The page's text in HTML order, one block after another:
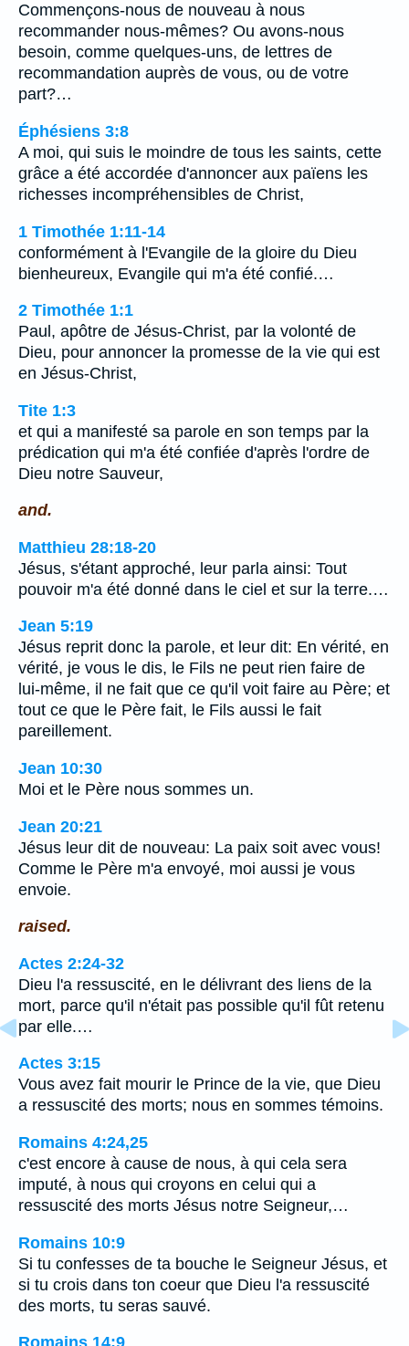
Commençons-nous de nouveau à nous
recommander nous-mêmes? Ou avons-nous
besoin, comme quelques-uns, de lettres de
recommandation auprès de vous, ou de votre
part?…
Éphésiens 3:8
A moi, qui suis le moindre de tous les saints, cette
grâce a été accordée d'annoncer aux païens les
richesses incompréhensibles de Christ,
1 Timothée 1:11-14
conformément à l'Evangile de la gloire du Dieu
bienheureux, Evangile qui m'a été confié.…
2 Timothée 1:1
Paul, apôtre de Jésus-Christ, par la volonté de
Dieu, pour annoncer la promesse de la vie qui est
en Jésus-Christ,
Tite 1:3
et qui a manifesté sa parole en son temps par la
prédication qui m'a été confiée d'après l'ordre de
Dieu notre Sauveur,
and.
Matthieu 28:18-20
Jésus, s'étant approché, leur parla ainsi: Tout
pouvoir m'a été donné dans le ciel et sur la terre.…
Jean 5:19
Jésus reprit donc la parole, et leur dit: En vérité, en
vérité, je vous le dis, le Fils ne peut rien faire de
lui-même, il ne fait que ce qu'il voit faire au Père; et
tout ce que le Père fait, le Fils aussi le fait
pareillement.
Jean 10:30
Moi et le Père nous sommes un.
Jean 20:21
Jésus leur dit de nouveau: La paix soit avec vous!
Comme le Père m'a envoyé, moi aussi je vous
envoie.
raised.
Actes 2:24-32
Dieu l'a ressuscité, en le délivrant des liens de la
mort, parce qu'il n'était pas possible qu'il fût retenu
par elle.…
Actes 3:15
Vous avez fait mourir le Prince de la vie, que Dieu
a ressuscité des morts; nous en sommes témoins.
Romains 4:24,25
c'est encore à cause de nous, à qui cela sera
imputé, à nous qui croyons en celui qui a
ressuscité des morts Jésus notre Seigneur,…
Romains 10:9
Si tu confesses de ta bouche le Seigneur Jésus, et
si tu crois dans ton coeur que Dieu l'a ressuscité
des morts, tu seras sauvé.